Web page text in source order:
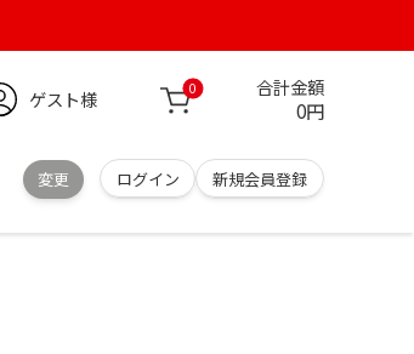
ゲスト様 0 合計金額
0円
変更 ログイン 新規会員登録